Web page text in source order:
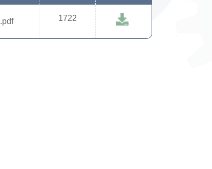
.pdf 1722